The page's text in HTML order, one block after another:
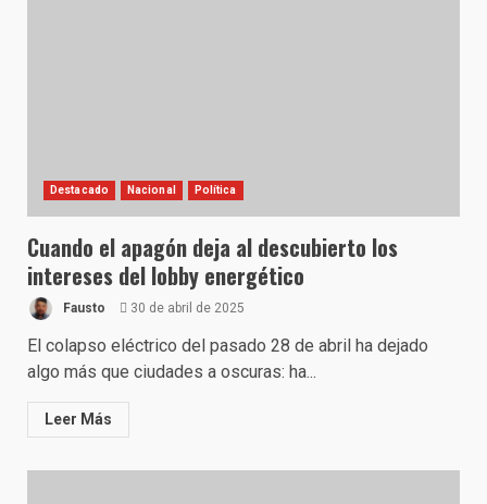
Destacado Nacional Política
Cuando el apagón deja al descubierto los
intereses del lobby energético
Fausto 30 de abril de 2025
El colapso eléctrico del pasado 28 de abril ha dejado
algo más que ciudades a oscuras: ha...
Leer Más